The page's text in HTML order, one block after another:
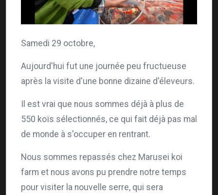
Samedi 29 octobre,
Aujourd'hui fut une journée peu fructueuse
après la visite d'une bonne dizaine d'éleveurs.
Il est vrai que nous sommes déjà à plus de
550 koïs sélectionnés, ce qui fait déjà pas mal
de monde à s'occuper en rentrant.
Nous sommes repassés chez Marusei koi
farm et nous avons pu prendre notre temps
pour visiter la nouvelle serre, qui sera